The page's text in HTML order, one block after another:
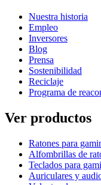
Nuestra historia
Empleo
Inversores
Blog
Prensa
Sostenibilidad
Reciclaje
Programa de
Ver productos
Ratones para
Alfombrillas de
Teclados para
Auriculares y